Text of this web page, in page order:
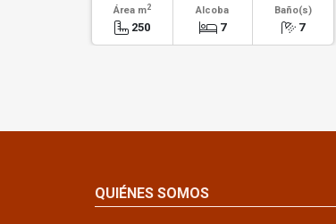
Área m2
250
Alcoba
7
Baño(s)
7
QUIÉNES SOMOS